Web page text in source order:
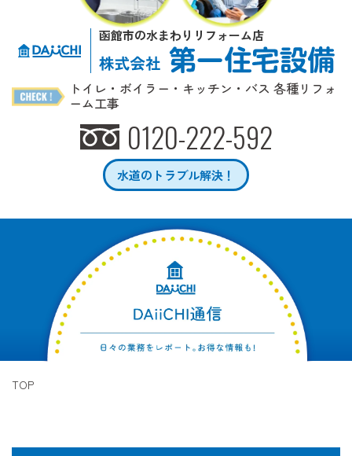
函館市の水まわりリフォーム店
トイレ・ボイラー・キッチン・バス 各種リフォ
ーム工事
0120-222-592
水道のトラブル解決！
TOP